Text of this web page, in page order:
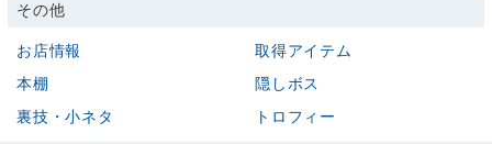
その他
お店情報
取得アイテム
本棚
隠しボス
裏技・小ネタ
トロフィー